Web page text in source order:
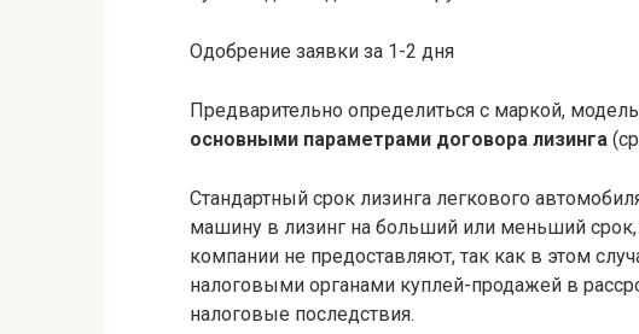
Одобрение заявки за 1-2 дня
Предварительно определиться с маркой,
основными параметрами договора лизинга
Стандартный срок лизинга легкового
машину в лизинг на больший или меньший
компании не предоставляют, так как в этом
налоговыми органами куплей-продажей в
налоговые последствия.